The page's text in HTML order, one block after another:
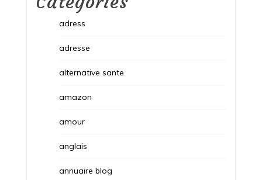
adress
adresse
alternative sante
amazon
amour
anglais
annuaire blog